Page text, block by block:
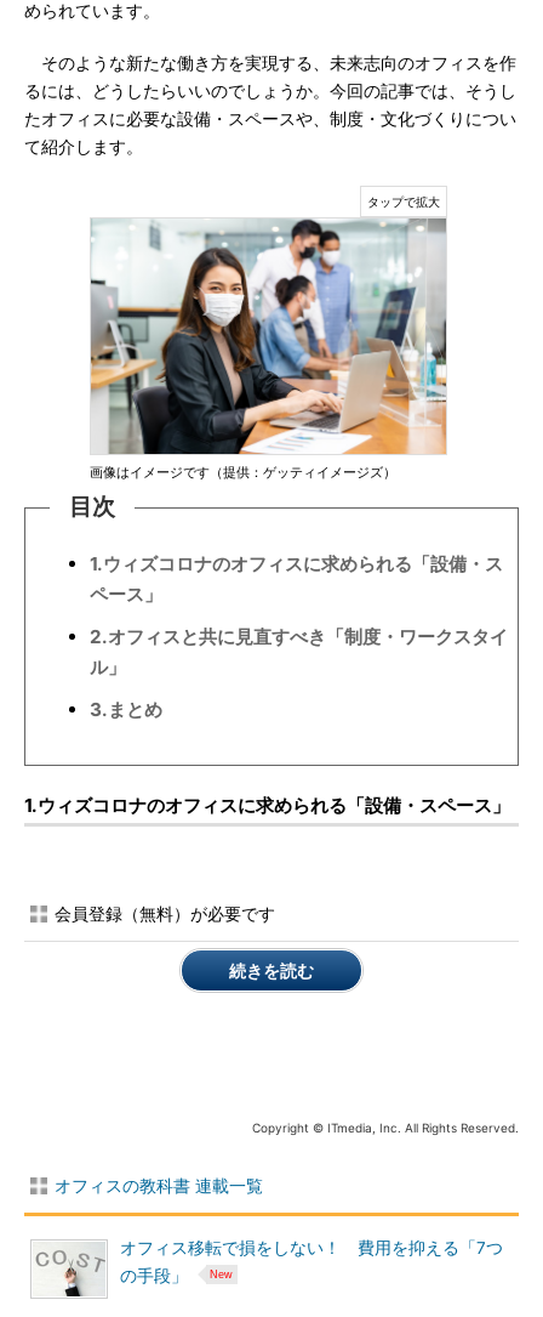
められています。
そのような新たな働き方を実現する、未来志向のオフィスを作
るには、どうしたらいいのでしょうか。今回の記事では、そうし
たオフィスに必要な設備・スペースや、制度・文化づくりについ
て紹介します。
画像はイメージです（提供：ゲッティイメージズ）
目次
1.ウィズコロナのオフィスに求められる「設備・ス
ペース」
2.オフィスと共に見直すべき「制度・ワークスタイ
ル」
3.まとめ
1.ウィズコロナのオフィスに求められる「設備・スペース」
会員登録（無料）が必要です
続きを読む
Copyright © ITmedia, Inc. All Rights Reserved.
オフィスの教科書 連載一覧
オフィス移転で損をしない！ 費用を抑える「7つ
の手段」